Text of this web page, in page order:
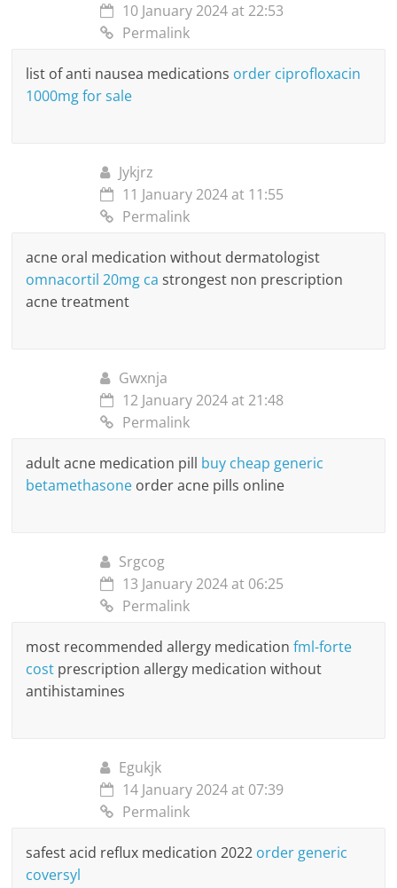
10 January 2024 at 22:53
Permalink
list of anti nausea medications order ciprofloxacin
1000mg for sale
Jykjrz
11 January 2024 at 11:55
Permalink
acne oral medication without dermatologist
omnacortil 20mg ca strongest non prescription
acne treatment
Gwxnja
12 January 2024 at 21:48
Permalink
adult acne medication pill buy cheap generic
betamethasone order acne pills online
Srgcog
13 January 2024 at 06:25
Permalink
most recommended allergy medicationfml-forte
cost prescription allergy medication without
antihistamines
Egukjk
14 January 2024 at 07:39
Permalink
safest acid reflux medication 2022 order generic
coversyl